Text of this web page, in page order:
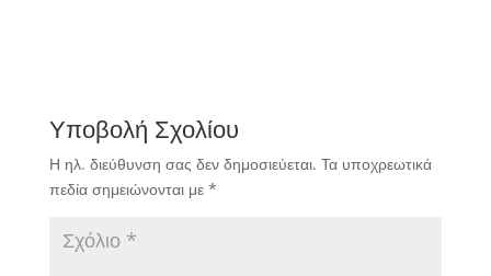
Υποβολή Σχολίου
Η ηλ. διεύθυνση σας δεν δημοσιεύεται. Τα υποχρεωτικά
πεδία σημειώνονται με *